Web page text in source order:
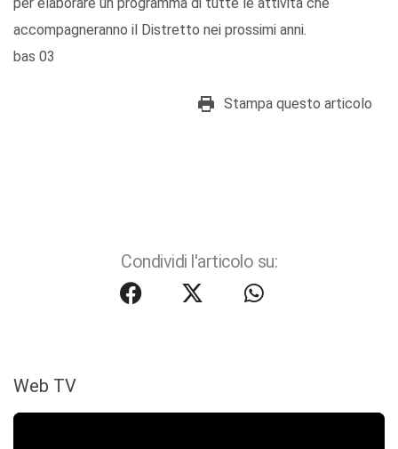
per elaborare un programma di tutte le attività che
accompagneranno il Distretto nei prossimi anni.
bas 03
Stampa questo articolo
Condividi l'articolo su:
Web TV